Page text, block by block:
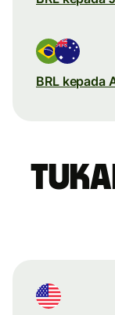
BRL kepada